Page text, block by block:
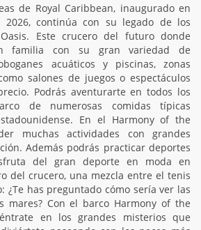
de Royal Caribbean, inaugurado en
2026, continúa con su legado de los
Este crucero del futuro donde
familia con su gran variedad de
acuáticos y piscinas, zonas
salones de juegos o espectáculos
Podrás aventurarte en todos los
de numerosas comidas típicas
En el Harmony of the
muchas actividades con grandes
Además podrás practicar deportes
del gran deporte en moda en
del crucero, una mezcla entre el tenis
¿Te has preguntado cómo sería ver las
mares? Con el barco Harmony of the
en los grandes misterios que